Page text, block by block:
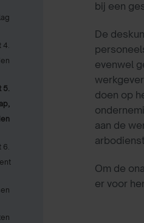
4.
5.
6.
bij een
De
evenwel
doen op
aan de
Om de
er voor